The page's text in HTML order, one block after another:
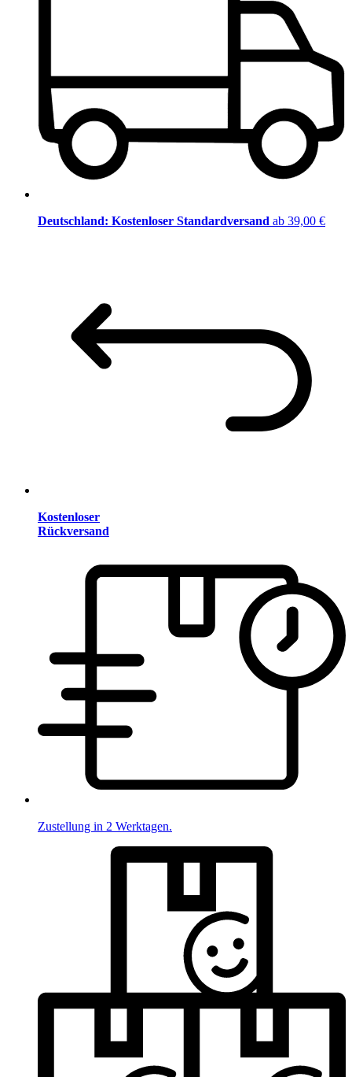
Deutschland: Kostenloser Standardversand ab 39,00 €
Kostenloser
Rückversand
Zustellung in 2 Werktagen.